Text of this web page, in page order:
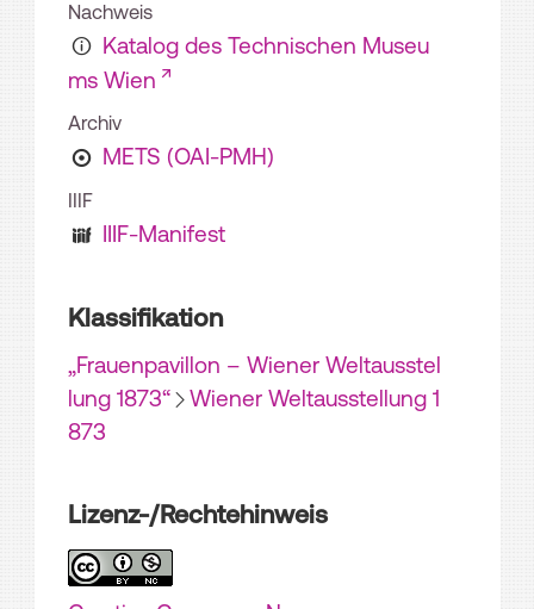
Nachweis
Katalog des Technischen Museu
ms Wien
Archiv
METS (OAI-PMH)
IIIF
IIIF-Manifest
Klassifikation
„Frauenpavillon – Wiener Weltausstel
lung 1873“
Wiener Weltausstellung 1
873
Lizenz-/Rechtehinweis